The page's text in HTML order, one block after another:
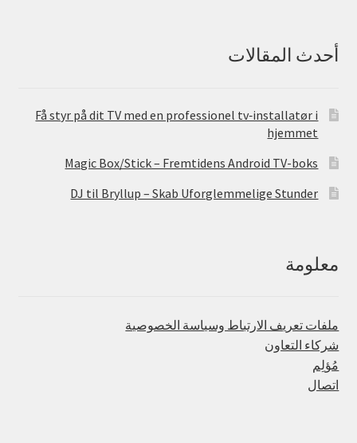
أحدث المقالات
Få styr på dit TV med en professionel tv‑installatør i
hjemmet
Magic Box/Stick – Fremtidens Android TV-boks
DJ til Bryllup – Skab Uforglemmelige Stunder
معلومة
ملفات تعريف الارتباط وسياسة الخصوصية
شركاء التعاون
مُؤلِم
اتصال